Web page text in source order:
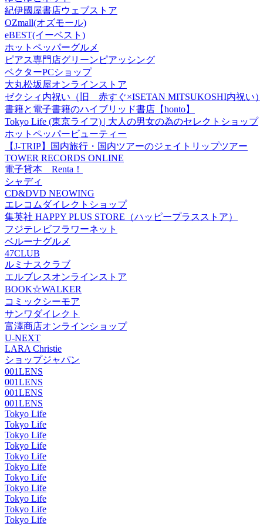
紀伊國屋書店ウェブストア
OZmall(オズモール)
eBEST(イーベスト)
ホットペッパーグルメ
ピアス専門店グリーンピアッシング
ベクターPCショップ
大丸松坂屋オンラインストア
ゼクシィ内祝い（旧 赤すぐ×ISETAN MITSUKOSHI内祝い）
書籍と電子書籍のハイブリッド書店【honto】
Tokyo Life (東京ライフ) | 大人の男女の為のセレクトショップ
ホットペッパービューティー
【J-TRIP】国内旅行・国内ツアーのジェイトリップツアー
TOWER RECORDS ONLINE
電子貸本 Renta！
シャディ
CD&DVD NEOWING
エレコムダイレクトショップ
集英社 HAPPY PLUS STORE（ハッピープラスストア）
フジテレビフラワーネット
ベルーナグルメ
47CLUB
ルミナスクラブ
エルブレスオンラインストア
BOOK☆WALKER
コミックシーモア
サンワダイレクト
富澤商店オンラインショップ
U-NEXT
LARA Christie
ショップジャパン
001LENS
001LENS
001LENS
001LENS
Tokyo Life
Tokyo Life
Tokyo Life
Tokyo Life
Tokyo Life
Tokyo Life
Tokyo Life
Tokyo Life
Tokyo Life
Tokyo Life
Tokyo Life